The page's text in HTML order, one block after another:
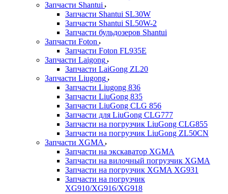
Запчасти Shantui
Запчасти Shantui SL30W
Запчасти Shantui SL50W-2
Запчасти бульдозеров Shantui
Запчасти Foton
Запчасти Foton FL935E
Запчасти Laigong
Запчасти LaiGong ZL20
Запчасти Liugong
Запчасти Liugong 836
Запчасти LiuGong 835
Запчасти LiuGong CLG 856
Запчасти для LiuGong CLG777
Запчасти на погрузчик LiuGong CLG855
Запчасти на погрузчик LiuGong ZL50CN
Запчасти XGMA
Запчасти на экскаватор XGMA
Запчасти на вилочный погрузчик XGMA
Запчасти на погрузчик XGMA XG931
Запчасти на погрузчик
XG910/XG916/XG918